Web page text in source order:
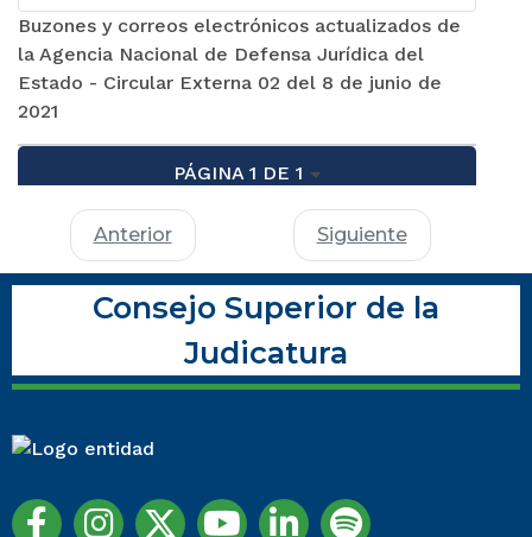
Buzones y correos electrónicos actualizados de
la Agencia Nacional de Defensa Jurídica del
Estado - Circular Externa 02 del 8 de junio de
2021
PÁGINA 1 DE 1
Anterior Siguiente
Consejo Superior de la
Judicatura